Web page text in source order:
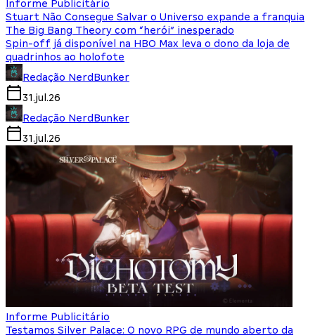
Informe Publicitário
Stuart Não Consegue Salvar o Universo expande a franquia
The Big Bang Theory com “herói” inesperado
Spin-off já disponível na HBO Max leva o dono da loja de
quadrinhos ao holofote
Redação NerdBunker
31.jul.26
Redação NerdBunker
31.jul.26
Informe Publicitário
Testamos Silver Palace: O novo RPG de mundo aberto da